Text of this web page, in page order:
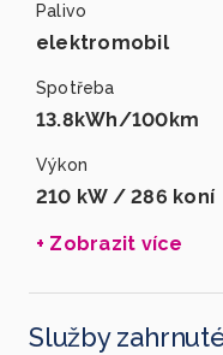
Palivo
elektromobil
Spotřeba
13.8kWh/100km
Výkon
210 kW / 286 koní
+ Zobrazit více
Služby